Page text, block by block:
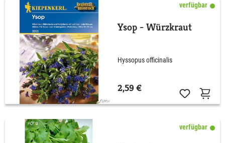
verfügbar
Ysop - Würzkraut
Hyssopus officinalis
2,59 €
verfügbar